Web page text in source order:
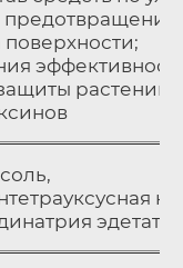
растений
эдетат